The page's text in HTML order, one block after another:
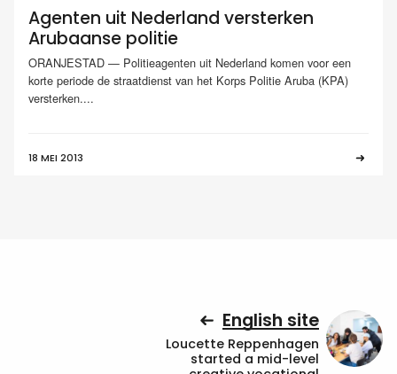
Agenten uit Nederland versterken
Arubaanse politie
ORANJESTAD — Politieagenten uit Nederland komen voor een
korte periode de straatdienst van het Korps Politie Aruba (KPA)
versterken....
18 MEI 2013
English site
Loucette Reppenhagen
started a mid-level